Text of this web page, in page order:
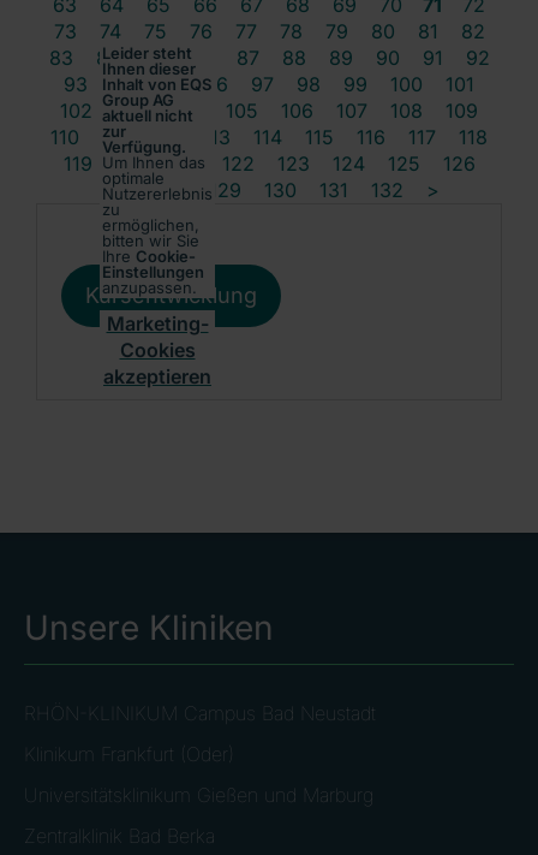
63
64 65 66 67 68 69 70 71
72
73
74 75 76 77 78 79 80 81
82
83
84 85 86 87 88 89 90 91
92
93
94 95 96 97 98 99 100
101
102
103 104 105 106 107 108
109
110
111 113 114 115 116 117
118
119
120 121 122 123 124 125
126
127
128 129 130 131 132 >
Leider steht
Ihnen dieser
Inhalt von EQS
Group AG
aktuell nicht
zur
Verfügung.
Um Ihnen das
optimale
Nutzererlebnis
zu
ermöglichen,
bitten wir Sie
Ihre Cookie-
Einstellungen
anzupassen.
Marketing-
Cookies
akzeptieren
Kursentwicklung
Unsere Kliniken
RHÖN-KLINIKUM Campus Bad Neustadt
Klinikum Frankfurt (Oder)
Universitätsklinikum Gießen und Marburg
Zentralklinik Bad Berka